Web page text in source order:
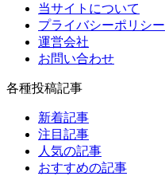
当サイトについて
プライバシーポリシー
運営会社
お問い合わせ
各種投稿記事
新着記事
注目記事
人気の記事
おすすめの記事